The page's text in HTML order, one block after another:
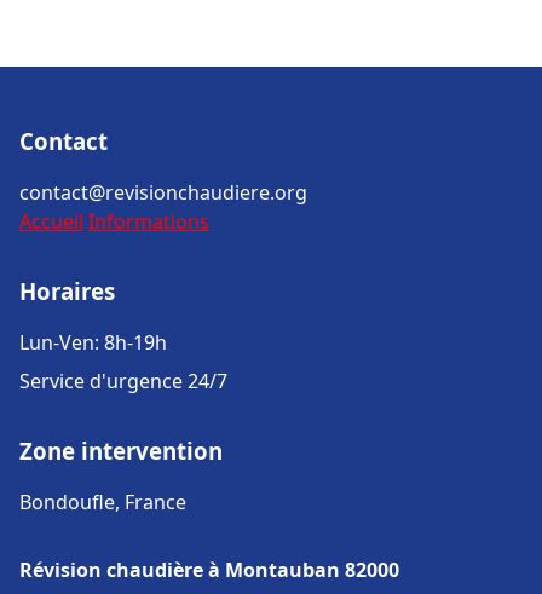
Contact
contact@revisionchaudiere.org
Accueil Informations
Horaires
Lun-Ven: 8h-19h
Service d'urgence 24/7
Zone intervention
Bondoufle, France
Révision chaudière à Montauban 82000